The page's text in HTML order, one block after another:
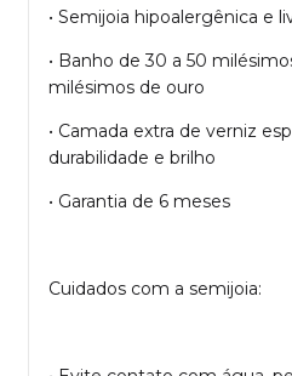
• Semijoia hipoalergênica e
• Banho de 30 a 50
milésimos de ouro
• Camada extra de verniz
durabilidade e brilho
• Garantia de 6 meses
Cuidados com a semijoia: